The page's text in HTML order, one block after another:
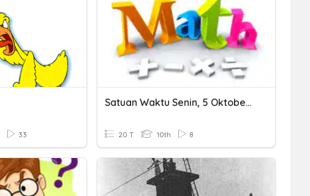
33
Satuan Waktu Senin, 5 Oktober 2020
20 T 10th 8